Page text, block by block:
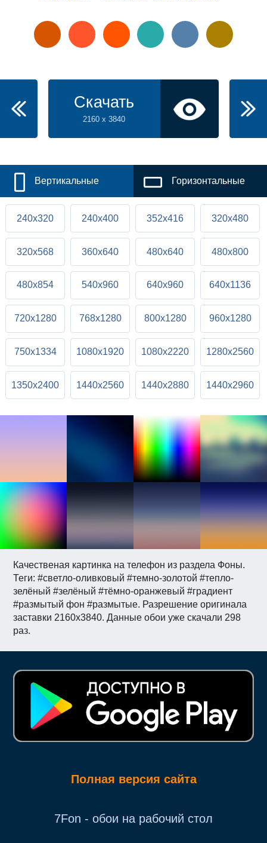
Качественая картинка на телефон из раздела Фоны.
Теги: #светло-оливковый #темно-золотой #тепло-
зелёный #зелёный #тёмно-оранжевый #градиент
#размытый фон #размытые. Разрешение оригинала
заставки 2160x3840. Данные обои уже скачали 298
раз.
Скачать
2160 x 3840
Вертикальные Горизонтальные
240x320 240x400 352x416 320x480
320x568 360x640 480x640 480x800
480x854 540x960 640x960 640x1136
720x1280 768x1280 800x1280 960x1280
750x1334 1080x1920 1080x2220 1280x2560
1350x2400 1440x2560 1440x2880 1440x2960
Полная версия сайта
7Fon - обои на рабочий стол